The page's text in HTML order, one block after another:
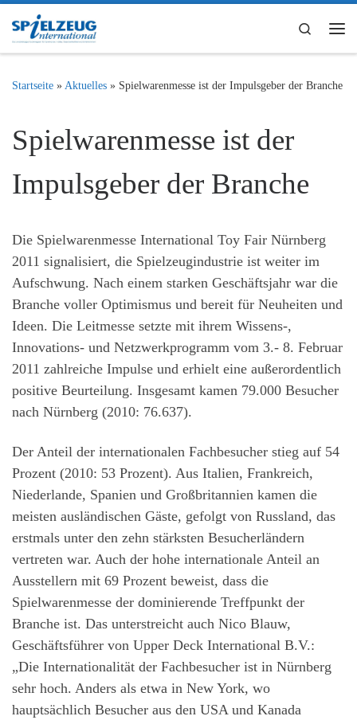
Zum Inhalt springen
Search
Startseite » Aktuelles » Spielwarenmesse ist der Impulsgeber der Branche
Spielwarenmesse ist der
Impulsgeber der Branche
Die Spielwarenmesse International Toy Fair Nürnberg
2011 signalisiert, die Spielzeugindustrie ist weiter im
Aufschwung. Nach einem starken Geschäftsjahr war die
Branche voller Optimismus und bereit für Neuheiten und
Ideen. Die Leitmesse setzte mit ihrem Wissens-,
Innovations- und Netzwerkprogramm vom 3.- 8. Februar
2011 zahlreiche Impulse und erhielt eine außerordentlich
positive Beurteilung. Insgesamt kamen 79.000 Besucher
nach Nürnberg (2010: 76.637).
Der Anteil der internationalen Fachbesucher stieg auf 54
Prozent (2010: 53 Prozent). Aus Italien, Frankreich,
Niederlande, Spanien und Großbritannien kamen die
meisten ausländischen Gäste, gefolgt von Russland, das
erstmals unter den zehn stärksten Besucherländern
vertreten war. Auch der hohe internationale Anteil an
Ausstellern mit 69 Prozent beweist, dass die
Spielwarenmesse der dominierende Treffpunkt der
Branche ist. Das unterstreicht auch Nico Blauw,
Geschäftsführer von Upper Deck International B.V.:
„Die Internationalität der Fachbesucher ist in Nürnberg
sehr hoch. Anders als etwa in New York, wo
hauptsächlich Besucher aus den USA und Kanada